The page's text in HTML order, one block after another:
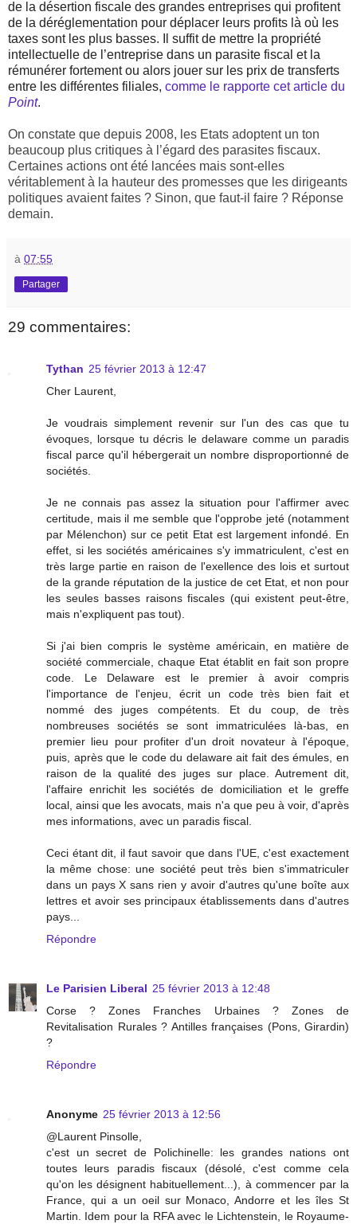
de la désertion fiscale des grandes entreprises qui profitent
de la déréglementation pour déplacer leurs profits là où les
taxes sont les plus basses. Il suffit de mettre la propriété
intellectuelle de l’entreprise dans un parasite fiscal et la
rémunérer fortement ou alors jouer sur les prix de transferts
entre les différentes filiales, comme le rapporte cet article du
Point.
On constate que depuis 2008, les Etats adoptent un ton
beaucoup plus critiques à l’égard des parasites fiscaux.
Certaines actions ont été lancées mais sont-elles
véritablement à la hauteur des promesses que les dirigeants
politiques avaient faites ? Sinon, que faut-il faire ? Réponse
demain.
à 07:55
Partager
29 commentaires:
Tythan 25 février 2013 à 12:47
Cher Laurent,
Je voudrais simplement revenir sur l'un des cas que tu
évoques, lorsque tu décris le delaware comme un paradis
fiscal parce qu'il hébergerait un nombre disproportionné de
sociétés.
Je ne connais pas assez la situation pour l'affirmer avec
certitude, mais il me semble que l'opprobe jeté (notamment
par Mélenchon) sur ce petit Etat est largement infondé. En
effet, si les sociétés américaines s'y immatriculent, c'est en
très large partie en raison de l'exellence des lois et surtout
de la grande réputation de la justice de cet Etat, et non pour
les seules basses raisons fiscales (qui existent peut-être,
mais n'expliquent pas tout).
Si j'ai bien compris le système américain, en matière de
société commerciale, chaque Etat établit en fait son propre
code. Le Delaware est le premier à avoir compris
l'importance de l'enjeu, écrit un code très bien fait et
nommé des juges compétents. Et du coup, de très
nombreuses sociétés se sont immatriculées là-bas, en
premier lieu pour profiter d'un droit novateur à l'époque,
puis, après que le code du delaware ait fait des émules, en
raison de la qualité des juges sur place. Autrement dit,
l'affaire enrichit les sociétés de domiciliation et le greffe
local, ainsi que les avocats, mais n'a que peu à voir, d'après
mes informations, avec un paradis fiscal.
Ceci étant dit, il faut savoir que dans l'UE, c'est exactement
la même chose: une société peut très bien s'immatriculer
dans un pays X sans rien y avoir d'autres qu'une boîte aux
lettres et avoir ses principaux établissements dans d'autres
pays...
Répondre
Le Parisien Liberal 25 février 2013 à 12:48
Corse ? Zones Franches Urbaines ? Zones de
Revitalisation Rurales ? Antilles françaises (Pons, Girardin)
?
Répondre
Anonyme 25 février 2013 à 12:56
@Laurent Pinsolle,
c'est un secret de Polichinelle: les grandes nations ont
toutes leurs paradis fiscaux (désolé, c'est comme cela
qu'on les désignent habituellement...), à commencer par la
France, qui a un oeil sur Monaco, Andorre et les îles St
Martin. Idem pour la RFA avec le Lichtenstein, le Royaume-